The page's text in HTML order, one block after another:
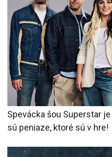
Spevácka šou Superstar
sú peniaze, ktoré sú v hre!